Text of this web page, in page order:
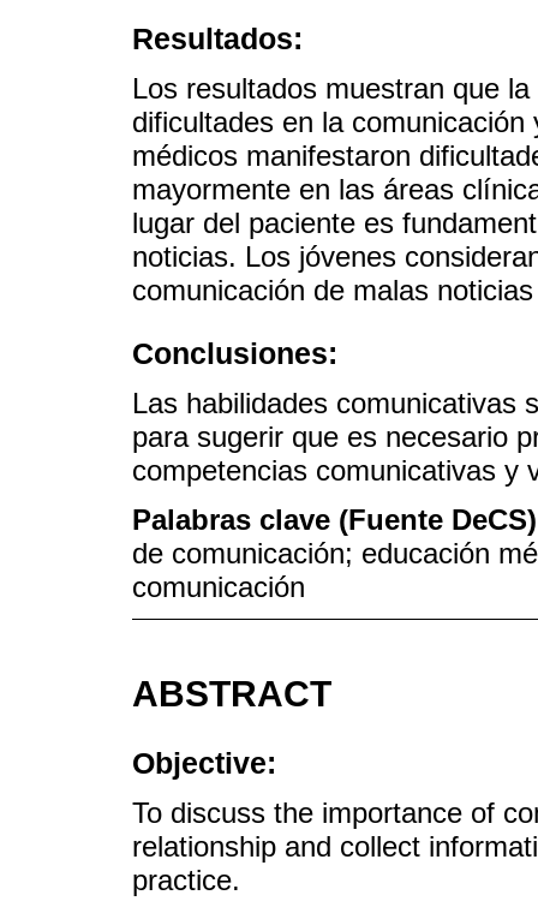
Resultados:
Los resultados muestran que
dificultades en la
médicos manifestaron
mayormente en las áreas
lugar del paciente es
noticias. Los jóvenes
comunicación de malas
Conclusiones:
Las habilidades comunicativas
para sugerir que es necesario
competencias comunicativas y
Palabras clave (Fuente
de comunicación; educación
comunicación
ABSTRACT
Objective:
To discuss the importance of
relationship and collect
practice.